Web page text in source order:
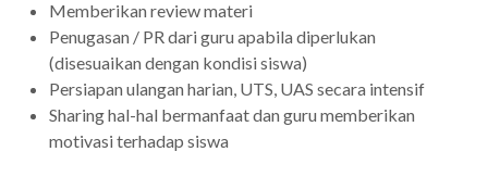
Memberikan review materi
Penugasan / PR dari guru apabila diperlukan
(disesuaikan dengan kondisi siswa)
Persiapan ulangan harian, UTS, UAS secara intensif
Sharing hal-hal bermanfaat dan guru memberikan
motivasi terhadap siswa